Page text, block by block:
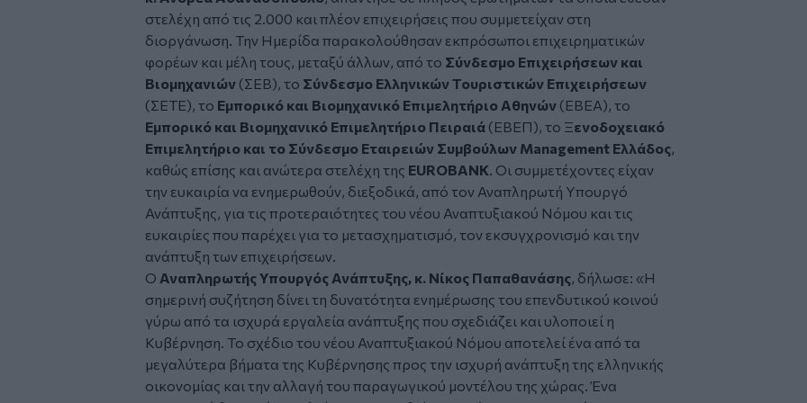
στελέχη από τις 2.000 και πλέον επιχειρήσεις που συμμετείχαν στη
διοργάνωση. Την Ημερίδα παρακολούθησαν εκπρόσωποι επιχειρηματικών
φορέων και μέλη τους, μεταξύ άλλων, από το Σύνδεσμο Επιχειρήσεων και
Βιομηχανιών (ΣΕΒ), το Σύνδεσμο Ελληνικών Τουριστικών Επιχειρήσεων
(ΣΕΤΕ), το Εμπορικό και Βιομηχανικό Επιμελητήριο Αθηνών (ΕΒΕΑ), το
Εμπορικό και Βιομηχανικό Επιμελητήριο Πειραιά (ΕΒΕΠ), το Ξενοδοχειακό
Επιμελητήριο και το Σύνδεσμο Εταιρειών Συμβούλων Management Ελλάδος,
καθώς επίσης και ανώτερα στελέχη της EUROBANK. Οι συμμετέχοντες είχαν
την ευκαιρία να ενημερωθούν, διεξοδικά, από τον Αναπληρωτή Υπουργό
Ανάπτυξης, για τις προτεραιότητες του νέου Αναπτυξιακού Νόμου και τις
ευκαιρίες που παρέχει για το μετασχηματισμό, τον εκσυγχρονισμό και την
ανάπτυξη των επιχειρήσεων.
Ο Αναπληρωτής Υπουργός Ανάπτυξης, κ. Νίκος Παπαθανάσης, δήλωσε: «Η
σημερινή συζήτηση δίνει τη δυνατότητα ενημέρωσης του επενδυτικού κοινού
γύρω από τα ισχυρά εργαλεία ανάπτυξης που σχεδιάζει και υλοποιεί η
Κυβέρνηση. Το σχέδιο του νέου Αναπτυξιακού Νόμου αποτελεί ένα από τα
μεγαλύτερα βήματα της Κυβέρνησης προς την ισχυρή ανάπτυξη της ελληνικής
οικονομίας και την αλλαγή του παραγωγικού μοντέλου της χώρας. Ένα